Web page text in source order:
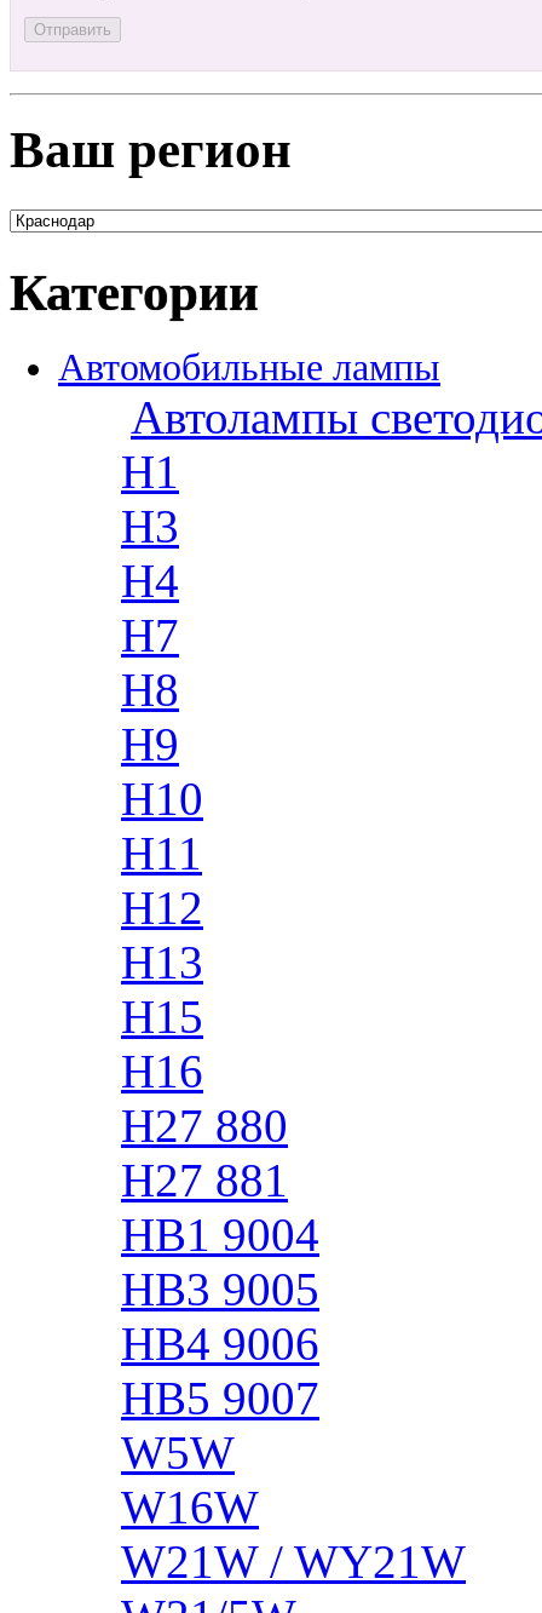
Ваш регион
Категории
Автомобильные лампы
Автолампы
H1
H3
H4
H7
H8
H9
H10
H11
H12
H13
H15
H16
H27 880
H27 881
HB1 9004
HB3 9005
HB4 9006
HB5 9007
W5W
W16W
W21W / WY21W